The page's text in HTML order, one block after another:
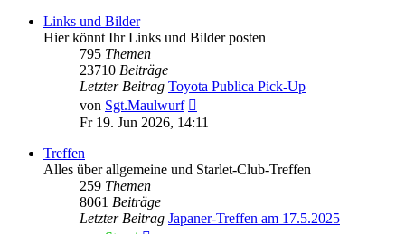
Links und Bilder
Hier könnt Ihr Links und Bilder posten
795 Themen
23710 Beiträge
Letzter Beitrag Toyota Publica Pick-Up
von Sgt.Maulwurf
Beitrag
Fr 19. Jun 2026, 14:11
Treffen
Alles über allgemeine und Starlet-Club-Treffen
259 Themen
8061 Beiträge
Letzter Beitrag Japaner-Treffen am 17.5.2025